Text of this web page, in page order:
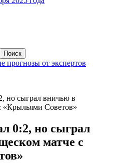
прогнозы от экспертов
но сыграл вничью в
«Крыльями Советов»
0:2, но сыграл
матче с